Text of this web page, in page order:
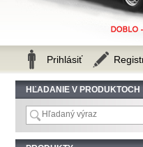
HĽADANIE V PRODUKTOCH
Prihlásiť